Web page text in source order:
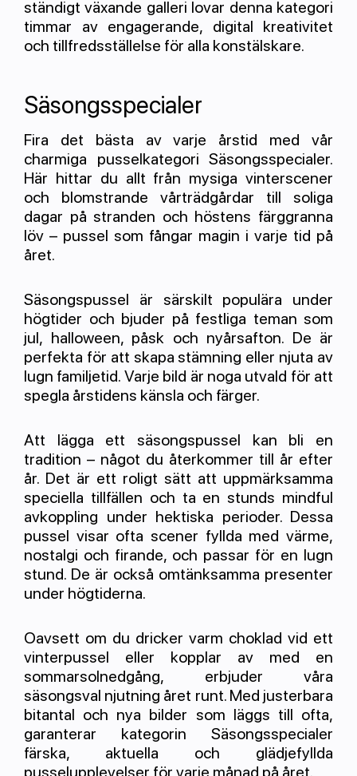
ständigt växande galleri lovar denna kategori
timmar av engagerande, digital kreativitet
och tillfredsställelse för alla konstälskare.
Säsongsspecialer
Fira det bästa av varje årstid med vår
charmiga pusselkategori Säsongsspecialer.
Här hittar du allt från mysiga vinterscener
och blomstrande vårträdgårdar till soliga
dagar på stranden och höstens färggranna
löv – pussel som fångar magin i varje tid på
året.
Säsongspussel är särskilt populära under
högtider och bjuder på festliga teman som
jul, halloween, påsk och nyårsafton. De är
perfekta för att skapa stämning eller njuta av
lugn familjetid. Varje bild är noga utvald för att
spegla årstidens känsla och färger.
Att lägga ett säsongspussel kan bli en
tradition – något du återkommer till år efter
år. Det är ett roligt sätt att uppmärksamma
speciella tillfällen och ta en stunds mindful
avkoppling under hektiska perioder. Dessa
pussel visar ofta scener fyllda med värme,
nostalgi och firande, och passar för en lugn
stund. De är också omtänksamma presenter
under högtiderna.
Oavsett om du dricker varm choklad vid ett
vinterpussel eller kopplar av med en
sommarsolnedgång, erbjuder våra
säsongsval njutning året runt. Med justerbara
bitantal och nya bilder som läggs till ofta,
garanterar kategorin Säsongsspecialer
färska, aktuella och glädjefyllda
pusselupplevelser för varje månad på året.